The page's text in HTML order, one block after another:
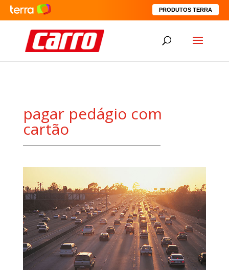
PRODUTOS TERRA
pagar pedágio com
cartão